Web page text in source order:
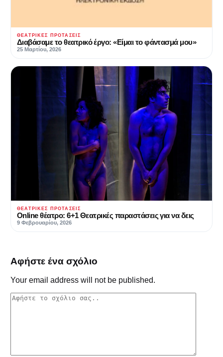
ΘΕΑΤΡΙΚΈΣ ΠΡΟΤΆΣΕΙΣ
Διαβάσαμε το θεατρικό έργο: «Είμαι το φάντασμά μου»
25 Μαρτίου, 2026
ΘΕΑΤΡΙΚΈΣ ΠΡΟΤΆΣΕΙΣ
Online θέατρο: 6+1 Θεατρικές παραστάσεις για να δεις
9 Φεβρουαρίου, 2026
Αφήστε ένα σχόλιο
Your email address will not be published.